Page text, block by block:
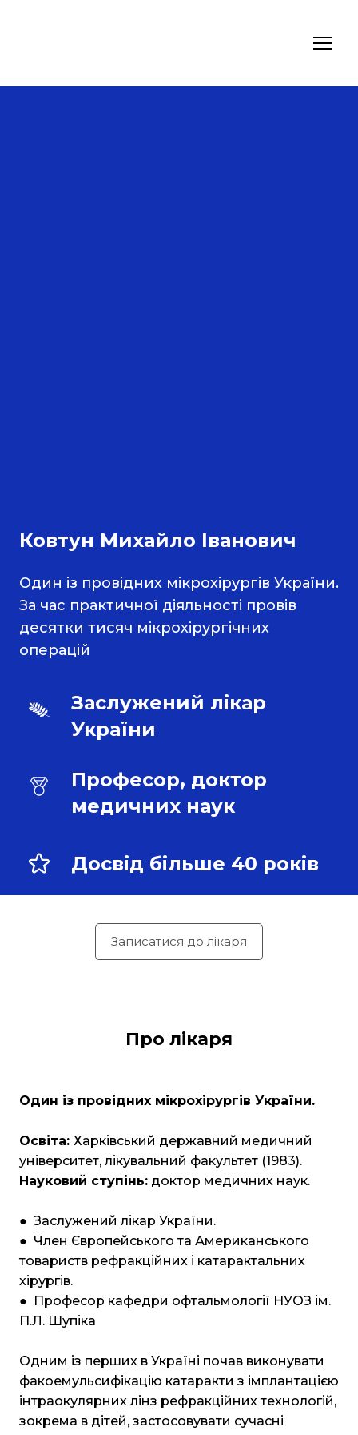
Ковтун Михайло Іванович
Один із провідних мікрохірургів України.
За час практичної діяльності провів
десятки тисяч мікрохірургічних
операцій
Заслужений лікар
України
Професор, доктор
медичних наук
Досвід більше 40 років
Записатися до лікаря
Про лікаря
Один із провідних мікрохірургів України.
Освіта: Харківський державний медичний
університет, лікувальний факультет (1983).
Науковий ступінь: доктор медичних наук.
● Заслужений лікар України.
● Член Європейського та Американського
товариств рефракційних і катарактальних
хірургів.
● Професор кафедри офтальмології НУОЗ ім.
П.Л. Шупіка
Одним із перших в Україні почав виконувати
факоемульсифікацію катаракти з імплантацією
інтраокулярних лінз рефракційних технологій,
зокрема в дітей, застосовувати сучасні